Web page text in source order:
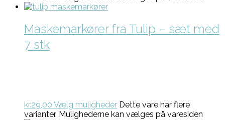
Maskemarkører fra Tulip – sæt med
7 stk
kr.29,00 Vælg muligheder Dette vare har flere
varianter. Mulighederne kan vælges på varesiden